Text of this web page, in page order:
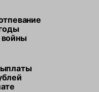
войны